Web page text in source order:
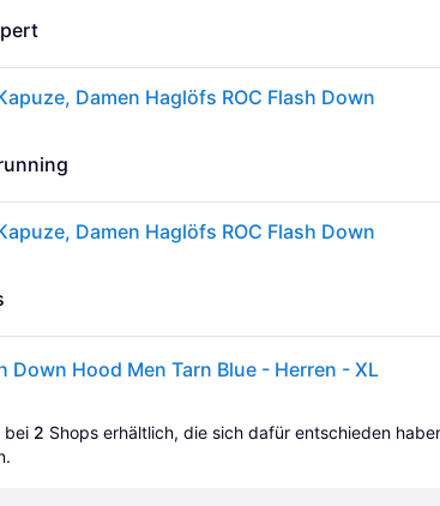
Damen Haglöfs ROC Flash Down
Damen Haglöfs ROC Flash Down
Down Hood Men Tarn Blue - Herren - XL
bei 2 Shops erhältlich, die sich dafür entschieden